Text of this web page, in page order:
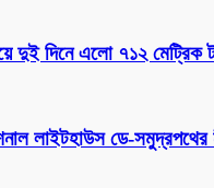
দুই দিনে এলো ৭১২ মেট্রিক
লাইটহাউস ডে-সমুদ্রপথের